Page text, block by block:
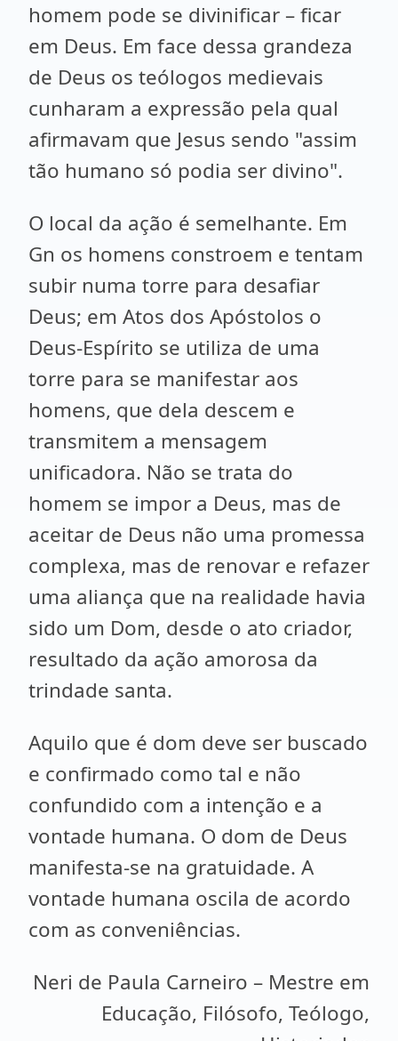
homem pode se divinificar – ficar
em Deus. Em face dessa grandeza
de Deus os teólogos medievais
cunharam a expressão pela qual
afirmavam que Jesus sendo "assim
tão humano só podia ser divino".
O local da ação é semelhante. Em
Gn os homens constroem e tentam
subir numa torre para desafiar
Deus; em Atos dos Apóstolos o
Deus-Espírito se utiliza de uma
torre para se manifestar aos
homens, que dela descem e
transmitem a mensagem
unificadora. Não se trata do
homem se impor a Deus, mas de
aceitar de Deus não uma promessa
complexa, mas de renovar e refazer
uma aliança que na realidade havia
sido um Dom, desde o ato criador,
resultado da ação amorosa da
trindade santa.
Aquilo que é dom deve ser buscado
e confirmado como tal e não
confundido com a intenção e a
vontade humana. O dom de Deus
manifesta-se na gratuidade. A
vontade humana oscila de acordo
com as conveniências.
Neri de Paula Carneiro – Mestre em
Educação, Filósofo, Teólogo,